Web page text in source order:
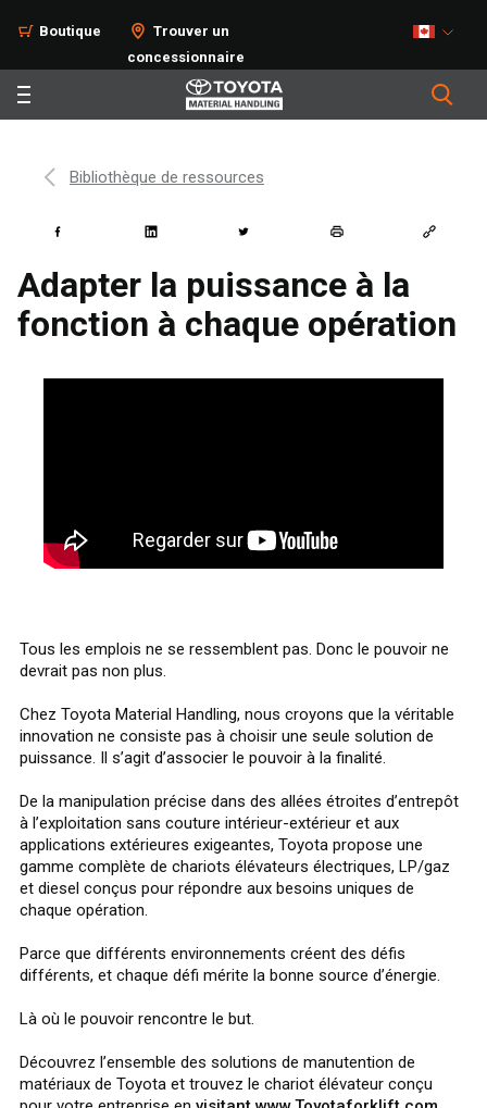
Boutique
Trouver un
concessionnaire
Bibliothèque de ressources
Adapter la puissance à la
fonction à chaque opération
Tous les emplois ne se ressemblent pas. Donc le pouvoir ne
devrait pas non plus.
Chez Toyota Material Handling, nous croyons que la véritable
innovation ne consiste pas à choisir une seule solution de
puissance. Il s’agit d’associer le pouvoir à la finalité.
De la manipulation précise dans des allées étroites d’entrepôt
à l’exploitation sans couture intérieur-extérieur et aux
applications extérieures exigeantes, Toyota propose une
gamme complète de chariots élévateurs électriques, LP/gaz
et diesel conçus pour répondre aux besoins uniques de
chaque opération.
Parce que différents environnements créent des défis
différents, et chaque défi mérite la bonne source d’énergie.
Là où le pouvoir rencontre le but.
Découvrez l’ensemble des solutions de manutention de
matériaux de Toyota et trouvez le chariot élévateur conçu